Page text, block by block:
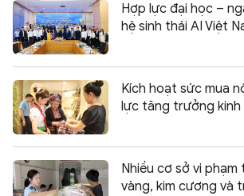
Hợp lực đại học –
hệ sinh thái AI Việt
Kích hoạt sức mua
lực tăng trưởng
Nhiều cơ sở vi
vàng, kim cương và